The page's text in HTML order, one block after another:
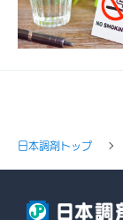
日本調剤トップ